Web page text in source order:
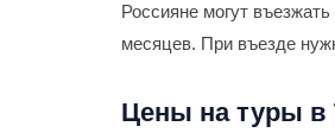
Россияне могут
месяцев. При въезде
Цены на туры в